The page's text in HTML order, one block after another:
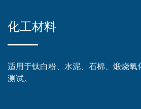
化工材料
适用于钛白粉、水泥、石棉、煅烧氧
测试。